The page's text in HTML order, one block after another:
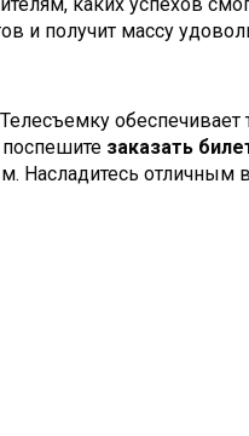
и получит массу
заказать
Насладитесь